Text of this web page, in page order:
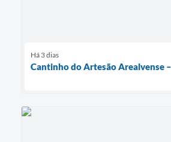
Há 3 dias
Cantinho do Artesão Arealvense